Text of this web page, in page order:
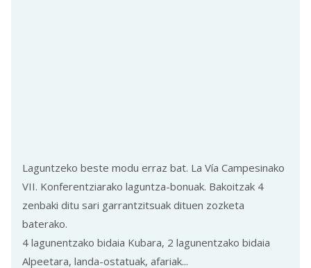
Laguntzeko beste modu erraz bat. La Vía Campesinako
VII. Konferentziarako laguntza-bonuak. Bakoitzak 4
zenbaki ditu sari garrantzitsuak dituen zozketa
baterako.
4 lagunentzako bidaia Kubara, 2 lagunentzako bidaia
Alpeetara, landa-ostatuak, afariak...